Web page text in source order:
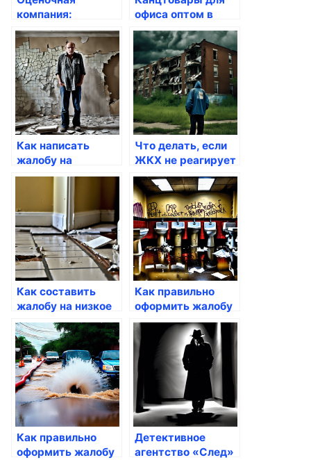
компания:
независимая
оценка и
экспертиза в
Москве
офиса оптом в
Екатеринбурге
Как написать
жалобу на
неудовлетворительное
качество ремонта
Что делать, если
ЖКХ не реагирует
на жалобы
жильцов
Как составить
жалобу на низкое
качество ремонта
Как правильно
оформить жалобу
на несоблюдение
санитарных норм
Как правильно
оформить жалобу
Детективное
агентство «След»